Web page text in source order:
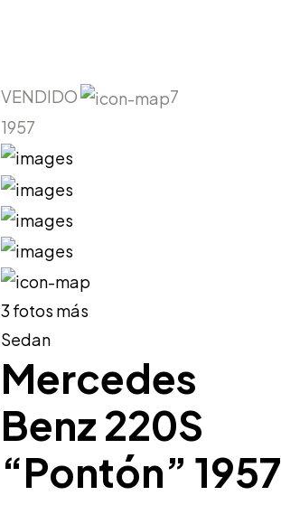
VENDIDO
7
1957
3 fotos más
Sedan
Mercedes
Benz 220S
“Pontón” 1957